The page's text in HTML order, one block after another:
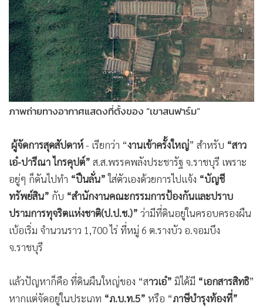
• ผู้จัดกวน
• Good health & Well-being
• Green Innovation & SD
• Management & HR
• MGR Live
• Infographic
ท่องเที่ยว
• กีฬา
• ต่างประเทศ
• Special Scoop
• เศรษฐกิจ-ธุรกิจ
• จีน
• ชุมชน-คุณภาพชีวิต
• Motoring
• เกม
ภาพถ่ายทางอากาศแสดงที่ตั้งของ “เขาสนฟาร์ม”
ผู้จัดการสุดสัปดาห์- เรียกว่า “งานเข้าครั้งใหญ่” สำหรับ “สาว
เอ๋-ปารีณา ไกรคุปต์” ส.ส.พรรคพลังประชารัฐ จ.ราชบุรี เพราะ
อยู่ๆ ก็ดันไปทำ “ปืนลั่น”ใส่ตัวเองด้วยการไปแจ้ง “บัญชี
ทรัพย์สิน” กับ “สำนักงานคณะกรรมการป้องกันและปราบ
ปรามการทุจริตแห่งชาติ(ป.ป.ช.)” ว่ามีที่ดินอยู่ในครอบครองผืน
เบ้อเริ่ม จำนวนราว 1,700 ไร่ ที่หมู่ 6 ต.รางบัว อ.จอมบึง
จ.ราชบุรี
แล้วปัญหาก็คือ ที่ดินผืนใหญ่ของ “สาวเอ๋” มิได้มี “เอกสารสิทธิ”
หากแต่จัดอยู่ในประเภท “ภ.บ.ท.5” หรือ “ภาษีบำรุงท้องที่”